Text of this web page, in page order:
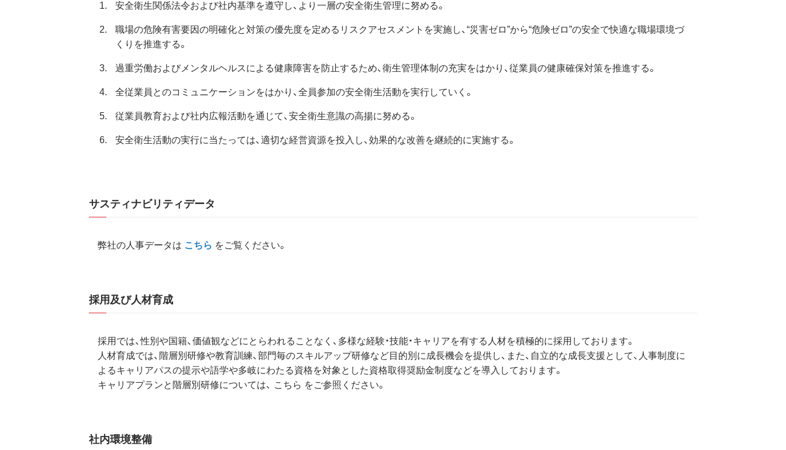
安全衛生関係法令および社内基準を遵守し、より一層の安全衛生管理に努める。
職場の危険有害要因の明確化と対策の優先度を定めるリスクアセスメントを実施し、“災害ゼロ”から“危険ゼロ”の安全で快適な職場環境づ
くりを推進する。
過重労働およびメンタルヘルスによる健康障害を防止するため、衛生管理体制の充実をはかり、従業員の健康確保対策を推進する。
全従業員とのコミュニケーションをはかり、全員参加の安全衛生活動を実行していく。
従業員教育および社内広報活動を通じて、安全衛生意識の高揚に努める。
安全衛生活動の実行に当たっては、適切な経営資源を投入し、効果的な改善を継続的に実施する。
サスティナビリティデータ
弊社の人事データは こちら をご覧ください。
採用及び人材育成
採用では、性別や国籍、価値観などにとらわれることなく、多様な経験・技能・キャリアを有する人材を積極的に採用しております。
人材育成では、階層別研修や教育訓練、部門毎のスキルアップ研修など目的別に成長機会を提供し、また、自立的な成長支援として、人事制度に
よるキャリアパスの提示や語学や多岐にわたる資格を対象とした資格取得奨励金制度などを導入しております。
キャリアプランと階層別研修については、
こちら をご参照ください。
社内環境整備